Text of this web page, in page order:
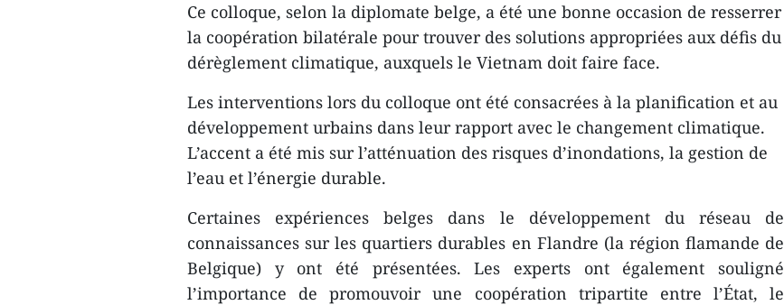
Ce colloque, selon la diplomate belge, ​a été une bonne occasion de resserrer
la coopération bilatérale pour trouver des solutions appropriées aux défis du
dérèglement climatique, auxquels le Vietnam doit faire face.
Les interventions lors du colloque ont été consacrées à la planification et au
développement urbains dans leur rapport avec le changement climatique.
L’accent a été mis sur l’atténuation des risques d’inondations, la gestion de
l’eau et l’énergie durable.
Certaines expériences belges dans le développement du réseau de
connaissances sur les quartiers durables en Flandre (la région flamande de
Belgique) y ont été présentées. Les experts ont également souligné
l’importance de promouvoir une coopération tripartite entre l’État, le